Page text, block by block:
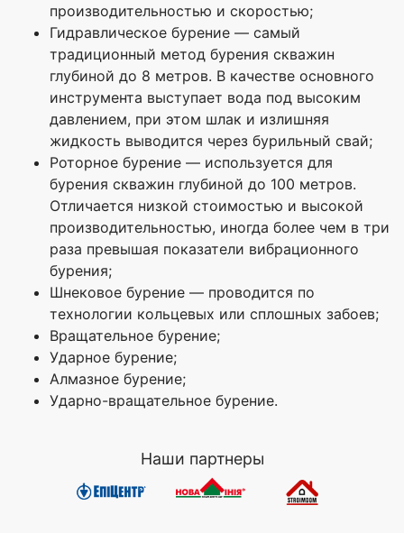
производительностью и скоростью;
Гидравлическое бурение — самый
традиционный метод бурения скважин
глубиной до 8 метров. В качестве основного
инструмента выступает вода под высоким
давлением, при этом шлак и излишняя
жидкость выводится через бурильный свай;
Роторное бурение — используется для
бурения скважин глубиной до 100 метров.
Отличается низкой стоимостью и высокой
производительностью, иногда более чем в три
раза превышая показатели вибрационного
бурения;
Шнековое бурение — проводится по
технологии кольцевых или сплошных забоев;
Вращательное бурение;
Ударное бурение;
Алмазное бурение;
Ударно-вращательное бурение.
Наши партнеры